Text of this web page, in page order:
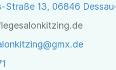
Straße 13, 06846
gmx.de